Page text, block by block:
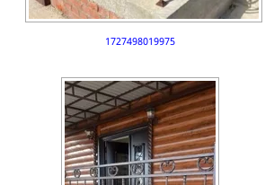
1727498019975